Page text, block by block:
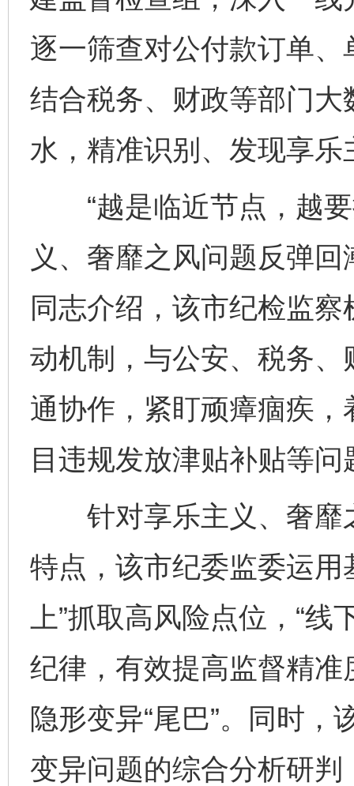
逐一筛查对公付款订单
结合税务、财政等部门
水，精准识别、发现享
“越是临近节点，越要
义、奢靡之风问题反弹
同志介绍，该市纪检监察
动机制，与公安、税务
通协作，紧盯顽瘴痼疾
目违规发放津贴补贴等问
针对享乐主义、奢靡
特点，该市纪委监委运用
上”抓取高风险点位，“
纪律，有效提高监督精
隐形变异“尾巴”。同时，
变异问题的综合分析研判